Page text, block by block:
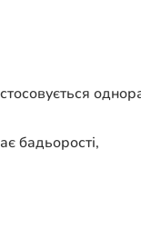
бадьорості,